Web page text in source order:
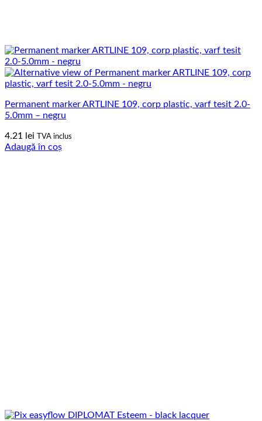
Permanent marker ARTLINE 109, corp plastic, varf tesit 2.0-
5.0mm – negru
4.21 lei TVA inclus
Adaugă în coș